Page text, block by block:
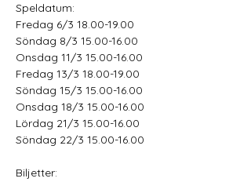
Speldatum:
Fredag 6/3 18.00-19.00
Söndag 8/3 15.00-16.00
Onsdag 11/3 15.00-16.00
Fredag 13/3 18.00-19.00
Söndag 15/3 15.00-16.00
Onsdag 18/3 15.00-16.00
Lördag 21/3 15.00-16.00
Söndag 22/3 15.00-16.00
Biljetter: